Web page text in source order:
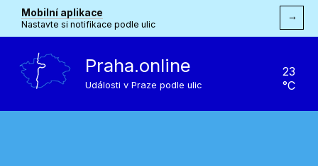
Mobilní aplikace
Nastavte si notifikace podle ulic
→
Praha.online
Události v Praze podle ulic
23
°C